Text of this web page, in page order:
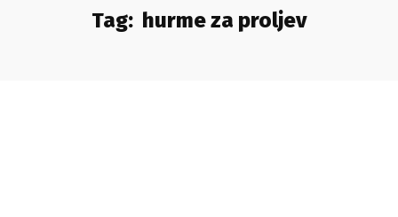
Tag: hurme za proljev